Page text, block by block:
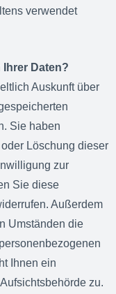
verwendet
Daten?
Auskunft über
Sie haben
Löschung dieser
zur
Sie diese
Außerdem
Umständen die
Ihnen ein
zu.